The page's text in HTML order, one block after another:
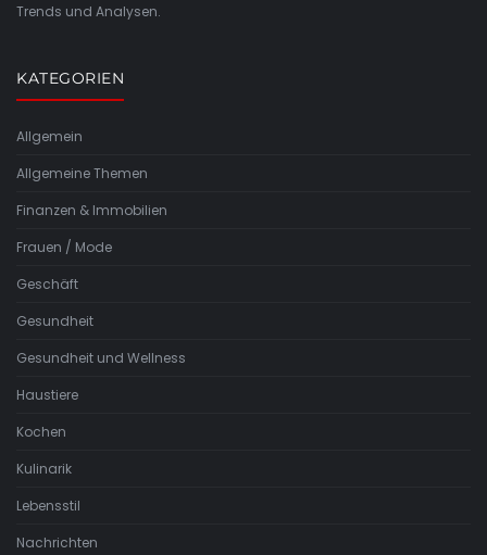
Trends und Analysen.
KATEGORIEN
Allgemein
Allgemeine Themen
Finanzen & Immobilien
Frauen / Mode
Geschäft
Gesundheit
Gesundheit und Wellness
Haustiere
Kochen
Kulinarik
Lebensstil
Nachrichten